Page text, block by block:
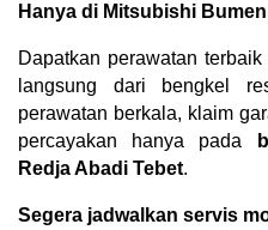
Hanya di Mitsubishi
Dapatkan perawatan
langsung dari bengkel
perawatan berkala, klaim
percayakan hanya pada
Redja Abadi Tebet.
Segera jadwalkan servis